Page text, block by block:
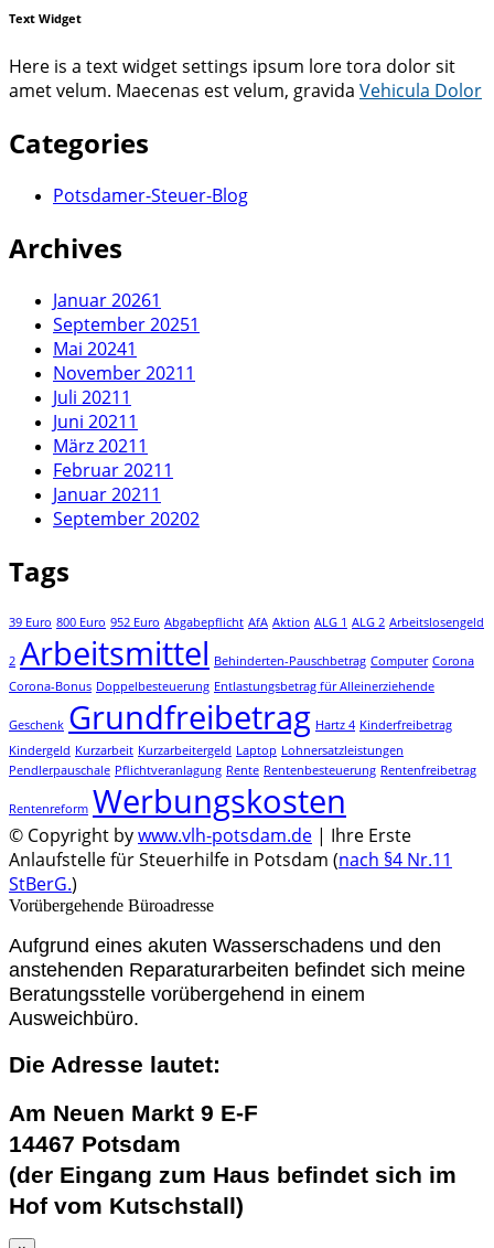
Text Widget
Here is a text widget settings ipsum lore tora dolor sit
amet velum. Maecenas est velum, gravida Vehicula Dolor
Categories
Potsdamer-Steuer-Blog
Archives
Januar 20261
September 20251
Mai 20241
November 20211
Juli 20211
Juni 20211
März 20211
Februar 20211
Januar 20211
September 20202
Tags
39 Euro 800 Euro 952 Euro Abgabepflicht AfA Aktion ALG 1 ALG 2 Arbeitslosengeld
2 Arbeitsmittel Behinderten-Pauschbetrag Computer Corona
Corona-Bonus Doppelbesteuerung Entlastungsbetrag für Alleinerziehende
Geschenk Grundfreibetrag Hartz 4 Kinderfreibetrag
Kindergeld Kurzarbeit Kurzarbeitergeld Laptop Lohnersatzleistungen
Pendlerpauschale Pflichtveranlagung Rente Rentenbesteuerung Rentenfreibetrag
Rentenreform Werbungskosten
© Copyright bywww.vlh-potsdam.de | Ihre Erste
Anlaufstelle für Steuerhilfe in Potsdam (nach §4 Nr.11
StBerG.)
Vorübergehende Büroadresse
Aufgrund eines akuten Wasserschadens und den
anstehenden Reparaturarbeiten befindet sich meine
Beratungsstelle vorübergehend in einem
Ausweichbüro.
Die Adresse lautet:
Am Neuen Markt 9 E-F
14467 Potsdam
(der Eingang zum Haus befindet sich im
Hof vom Kutschstall)